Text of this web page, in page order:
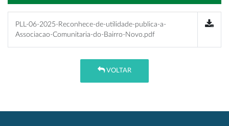
PLL-06-2025-Reconhece-de-utilidade-publica-a-
Associacao-Comunitaria-do-Bairro-Novo.pdf
VOLTAR